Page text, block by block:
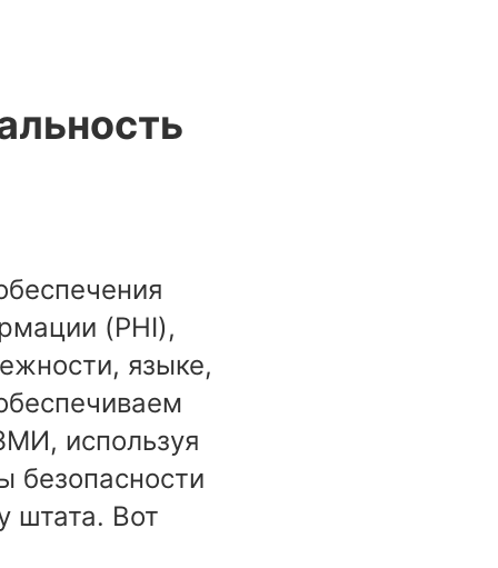
(PHI),
языке,
используя
безопасности
штата. Вот